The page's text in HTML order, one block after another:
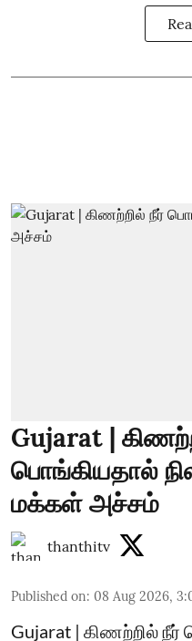
Gujarat |
பொங்கியதால்
மக்கள் அச்சம்
thanthitv
Published on: 08 Aug 2026,
Gujarat | கிணற்றில்